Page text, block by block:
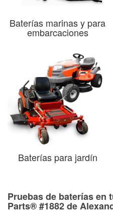
Baterías marinas y para
embarcaciones
Baterías para jardín
Pruebas de baterías en
Parts® #1882 de